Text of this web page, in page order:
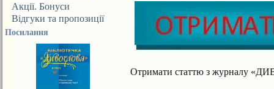
Акції. Бонуси
Відгуки та пропозиції
Посилання
Отримати статтю з журналу